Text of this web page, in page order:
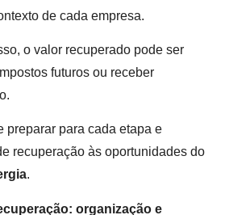
de cada empresa.
o valor recuperado pode ser
futuros ou receber
preparar para cada etapa e
recuperação às oportunidades do
.
organização e